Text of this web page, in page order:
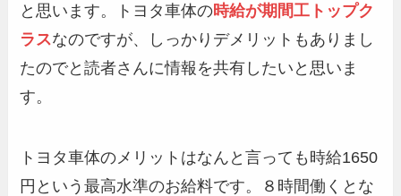
と思います。トヨタ車体の時給が期間工トップク
ラスなのですが、しっかりデメリットもありまし
たのでと読者さんに情報を共有したいと思いま
す。
トヨタ車体のメリットはなんと言っても時給1650
円という最高水準のお給料です。８時間働くとな